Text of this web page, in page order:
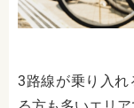
3路線が乗り入